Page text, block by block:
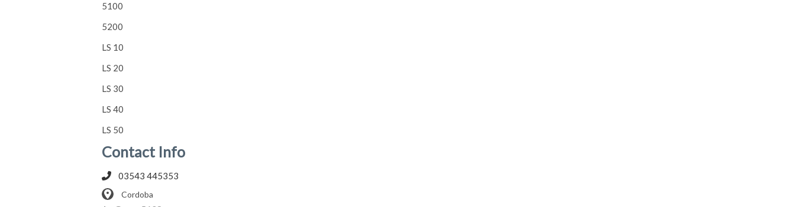
5100
5200
LS 10
LS 20
LS 30
LS 40
LS 50
Contact Info
03543 445353
Cordoba